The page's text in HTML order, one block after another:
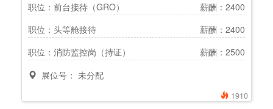
1910
职位：前台接待（GRO）
薪酬：2400
职位：头等舱接待
薪酬：2400
职位：消防监控岗（持证）
薪酬：2500
展位号： 未分配